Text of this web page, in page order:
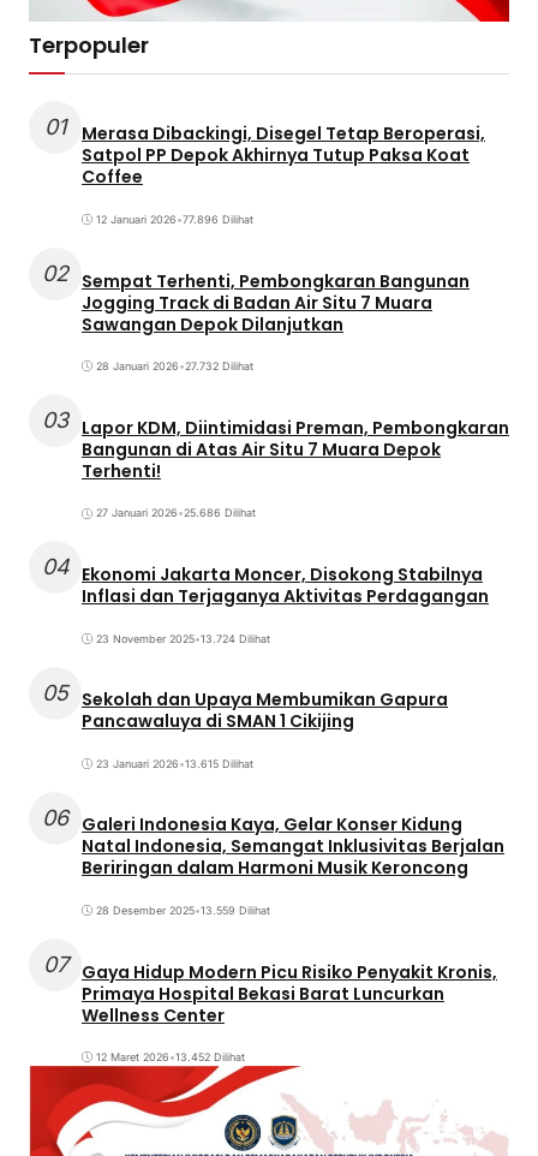
Terpopuler
01
Merasa Dibackingi, Disegel Tetap Beroperasi,
Satpol PP Depok Akhirnya Tutup Paksa Koat
Coffee
12 Januari 2026•77.896 Dilihat
02 Sempat Terhenti, Pembongkaran Bangunan
Jogging Track di Badan Air Situ 7 Muara
Sawangan Depok Dilanjutkan
28 Januari 2026•27.732 Dilihat
03 Lapor KDM, Diintimidasi Preman, Pembongkaran
Bangunan di Atas Air Situ 7 Muara Depok
Terhenti!
27 Januari 2026•25.686 Dilihat
04 Ekonomi Jakarta Moncer, Disokong Stabilnya
Inflasi dan Terjaganya Aktivitas Perdagangan
23 November 2025•13.724 Dilihat
05 Sekolah dan Upaya Membumikan Gapura
Pancawaluya di SMAN 1 Cikijing
23 Januari 2026•13.615 Dilihat
06 Galeri Indonesia Kaya, Gelar Konser Kidung
Natal Indonesia, Semangat Inklusivitas Berjalan
Beriringan dalam Harmoni Musik Keroncong
28 Desember 2025•13.559 Dilihat
07
Gaya Hidup Modern Picu Risiko Penyakit Kronis,
Primaya Hospital Bekasi Barat Luncurkan
Wellness Center
12 Maret 2026•13.452 Dilihat